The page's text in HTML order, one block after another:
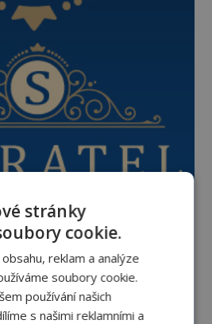
stránky
cookie.
reklam a analýze
soubory cookie.
používání našich
s našimi reklamními a